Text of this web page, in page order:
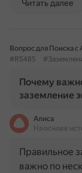
Читать далее
Вопрос для Поиска с
#RS485
Почему
заземление
Алиса
На основе
Правильное
важно по